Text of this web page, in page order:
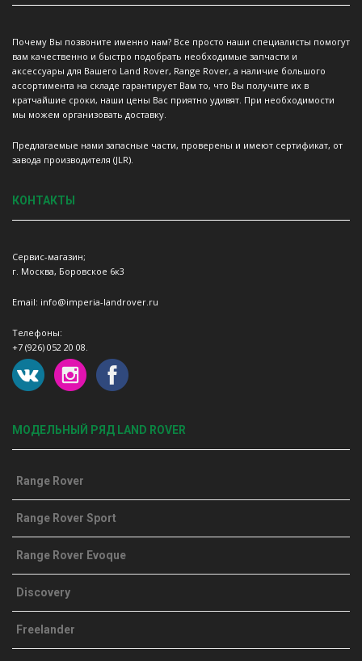
Почему Вы позвоните именно нам? Все просто наши специалисты помогут
вам качественно и быстро подобрать необходимые запчасти и
аксессуары для Вашего Land Rover, Range Rover, а наличие большого
ассортимента на складе гарантирует Вам то, что Вы получите их в
кратчайшие сроки, наши цены Вас приятно удивят. При необходимости
мы можем организовать доставку.
Предлагаемые нами запасные части, проверены и имеют сертификат, от
завода производителя (JLR).
КОНТАКТЫ
Сервис-магазин;
г. Москва, Боровское 6к3
Email: info@imperia-landrover.ru
Телефоны:
+7 (926) 052 20 08.
МОДЕЛЬНЫЙ РЯД LAND ROVER
Range Rover
Range Rover Sport
Range Rover Evoque
Discovery
Freelander